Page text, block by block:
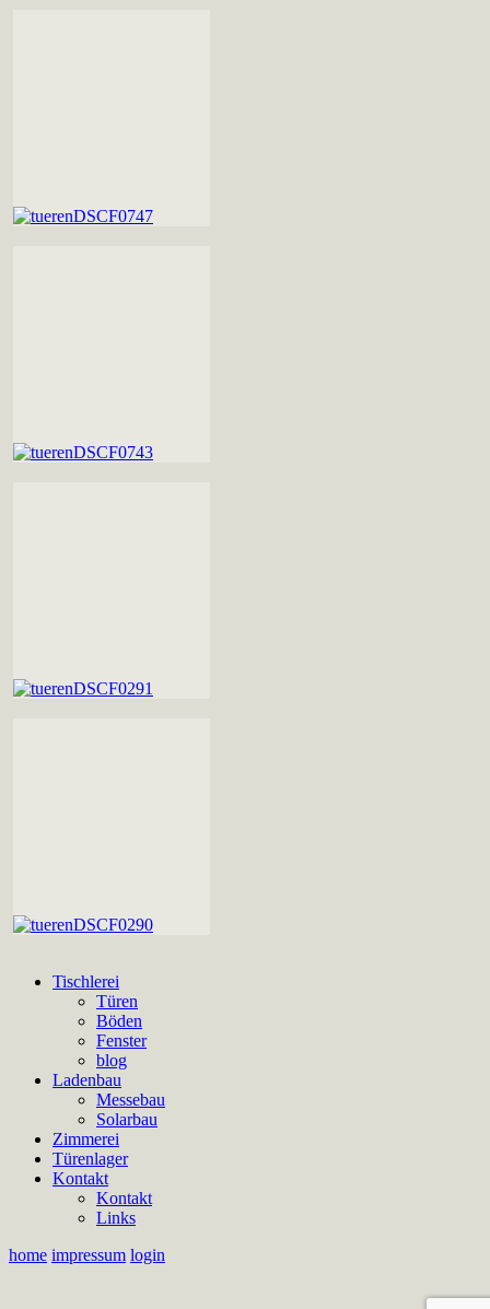
Tischlerei
Türen
Böden
Fenster
blog
Ladenbau
Messebau
Solarbau
Zimmerei
Türenlager
Kontakt
Kontakt
Links
home impressum login